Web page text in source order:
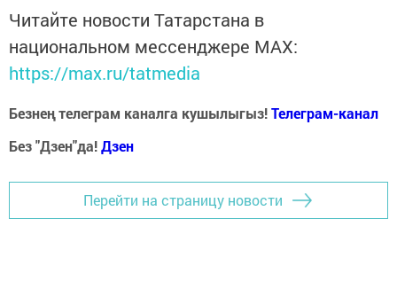
Читайте новости Татарстана в
национальном мессенджере MАХ:
https://max.ru/tatmedia
Безнең телеграм каналга кушылыгыз!Телеграм-канал
Без "Дзен"да!Дзен
Перейти на страницу новости